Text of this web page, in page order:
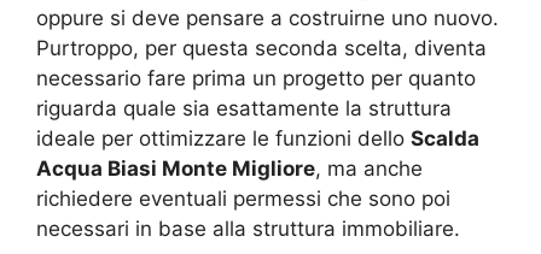
oppure si deve pensare a costruirne uno nuovo.
Purtroppo, per questa seconda scelta, diventa
necessario fare prima un progetto per quanto
riguarda quale sia esattamente la struttura
ideale per ottimizzare le funzioni dello Scalda
Acqua Biasi Monte Migliore, ma anche
richiedere eventuali permessi che sono poi
necessari in base alla struttura immobiliare.